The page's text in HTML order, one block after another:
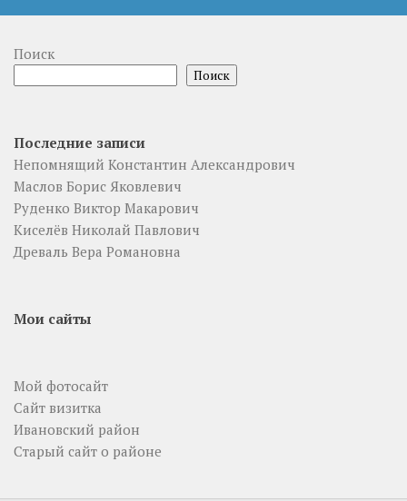
Поиск
Поиск
Последние записи
Непомнящий Константин Александрович
Маслов Борис Яковлевич
Руденко Виктор Макарович
Киселёв Николай Павлович
Древаль Вера Романовна
Мои сайты
Мой фотосайт
Сайт визитка
Ивановский район
Старый сайт о районе